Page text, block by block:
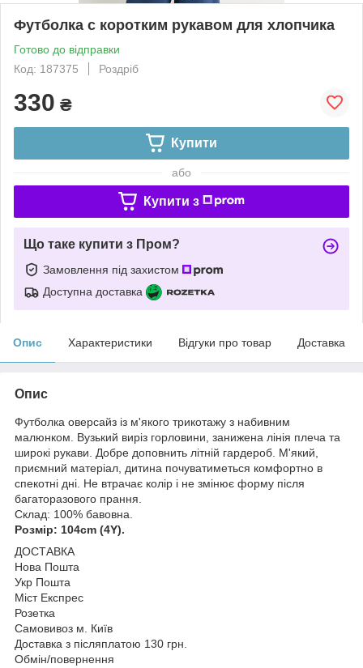
Футболка с коротким рукавом для хлопчика
Готово до відправки
Код: 187375
Роздріб
330 ₴
Купити
або
Купити з
Що таке купити з Пром?
Замовлення під захистом
Доступна доставка
Опис Характеристики Відгуки про товар Доставка
Опис
Футболка оверсайз із м'якого трикотажу з набивним
малюнком. Вузький виріз горловини, занижена лінія плеча та
широкі рукави. Добре доповнить літній гардероб. М'який,
приємний матеріал, дитина почуватиметься комфортно в
спекотні дні. Не втрачає колір і не змінює форму після
багаторазового прання.
Склад: 100% бавовна.
Розмір: 104cm (4Y).
ДОСТАВКА
Нова Пошта
Укр Пошта
Міст Експрес
Розетка
Самовивоз м. Київ
Доставка з післяплатою 130 грн.
Обмін/повернення